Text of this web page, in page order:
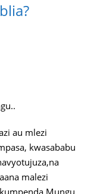
au mlezi
kwasababu
malezi